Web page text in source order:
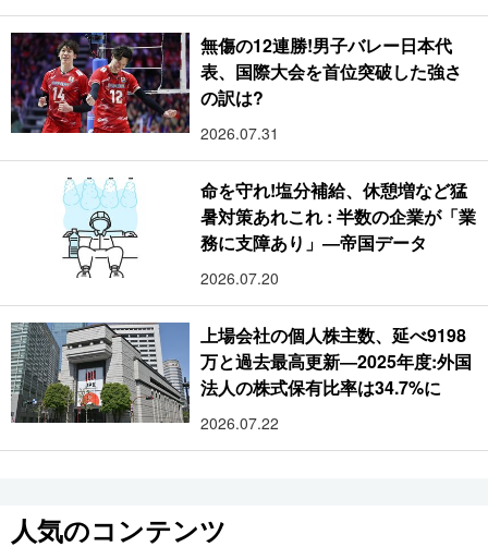
無傷の12連勝!男子バレー日本代
表、国際大会を首位突破した強さ
の訳は?
2026.07.31
命を守れ!塩分補給、休憩増など猛
暑対策あれこれ : 半数の企業が「業
務に支障あり」―帝国データ
2026.07.20
上場会社の個人株主数、延べ9198
万と過去最高更新―2025年度:外国
法人の株式保有比率は34.7%に
2026.07.22
人気のコンテンツ